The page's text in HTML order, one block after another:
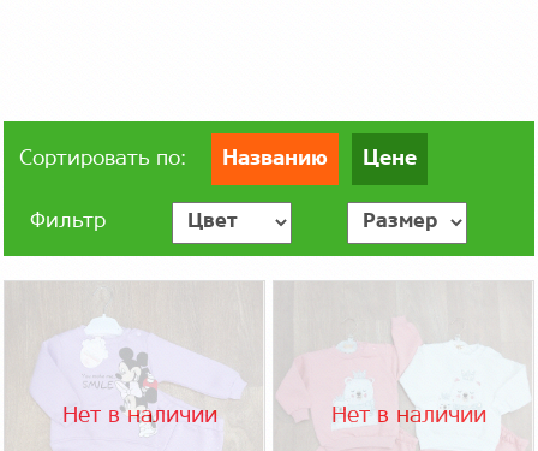
Сортировать по: Названию Цене
Фильтр
Нет в наличии Нет в наличии